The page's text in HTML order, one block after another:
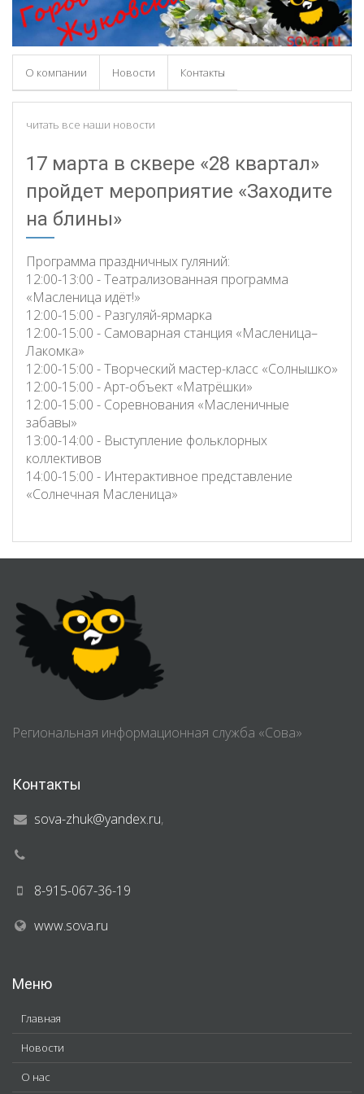
О компании Новости Контакты
читать все наши новости
17 марта в сквере «28 квартал»
пройдет мероприятие «Заходите
на блины»
Программа праздничных гуляний:
12:00-13:00 - Театрализованная программа
«Масленица идёт!»
12:00-15:00 - Разгуляй-ярмарка
12:00-15:00 - Самоварная станция «Масленица–
Лакомка»
12:00-15:00 - Творческий мастер-класс «Солнышко»
12:00-15:00 - Арт-объект «Матрёшки»
12:00-15:00 - Соревнования «Масленичные
забавы»
13:00-14:00 - Выступление фольклорных
коллективов
14:00-15:00 - Интерактивное представление
«Солнечная Масленица»
Региональная информационная служба «Сова»
Контакты
sova-zhuk@yandex.ru,
8-915-067-36-19
www.sova.ru
Меню
Главная
Новости
О нас